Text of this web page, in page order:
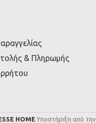
& Πληρωμής
HOME Υποστήριξη από την